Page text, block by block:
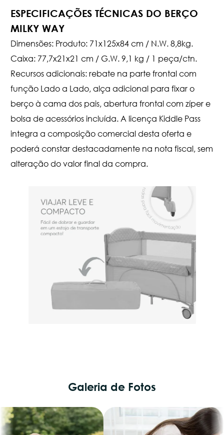
ESPECIFICAÇÕES TÉCNICAS DO BERÇO
MILKY WAY
Dimensões: Produto: 71x125x84 cm / N.W. 8,8kg.
Caixa: 77,7x21x21 cm / G.W. 9,1 kg / 1 peça/ctn.
Recursos adicionais: rebate na parte frontal com
função Lado a Lado, alça adicional para fixar o
berço à cama dos pais, abertura frontal com zíper e
bolsa de acessórios incluída. A licença Kiddle Pass
integra a composição comercial desta oferta e
poderá constar destacadamente na nota fiscal, sem
alteração do valor final da compra.
Galeria de Fotos